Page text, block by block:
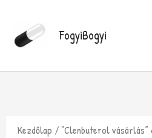
content
FogyiBogyi
Kezdőlap / “Clenbuterol vásárlás”